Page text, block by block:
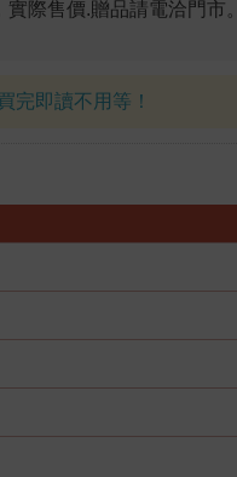
際售價.贈品請電洽門市。
完即讀不用等！